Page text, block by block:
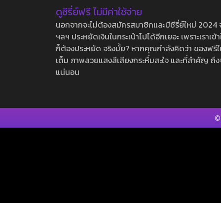
ดูซีรี่ย์ฟรี ไม่มีค่าใช้จ่าย
นอกจากจะไม่ต้องสมัครสมาชิกและมีซีรี่ย์ใหม่
ฯลฯ ประหยัดเงินในกระเป๋าไปได้อีกเยอะ เพราะเร
ก็ต้องประหยัด จริงมั้ย? หากคุณกำลังคิดว่า ของฟ
เต็ม ภาพสวยแสงสีเสียงกระหึ่มสะใจ และที่สำคัญ
แน่นอน
©